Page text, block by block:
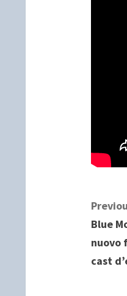
C
o
n
Blue
nuovo
cast